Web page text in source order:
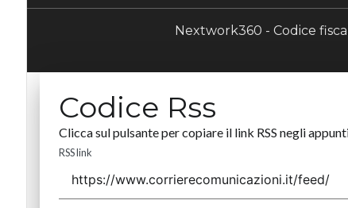
Nextwork360 - Codice
Codice Rss
Clicca sul pulsante per copiare il link RSS negli
RSS link